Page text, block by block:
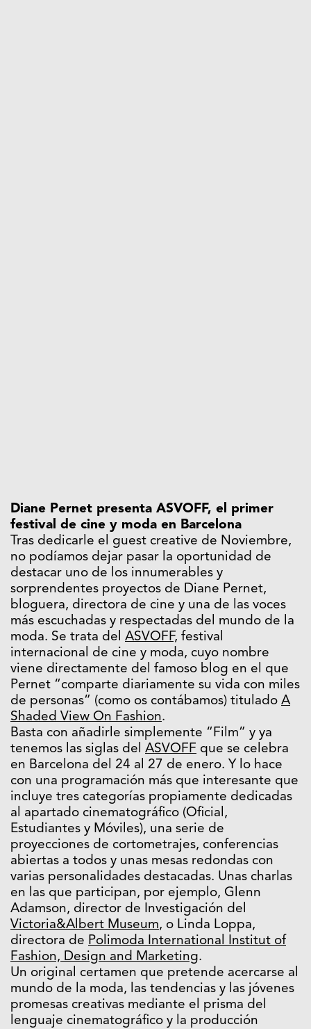
Diane Pernet presenta ASVOFF, el primer
festival de cine y moda en Barcelona
Tras dedicarle el guest creative de Noviembre,
no podíamos dejar pasar la oportunidad de
destacar uno de los innumerables y
sorprendentes proyectos de Diane Pernet,
bloguera, directora de cine y una de las voces
más escuchadas y respectadas del mundo de la
moda. Se trata del ASVOFF, festival
internacional de cine y moda, cuyo nombre
viene directamente del famoso blog en el que
Pernet “comparte diariamente su vida con miles
de personas” (como os contábamos) titulado A
Shaded View On Fashion.
Basta con añadirle simplemente “Film” y ya
tenemos las siglas del ASVOFF que se celebra
en Barcelona del 24 al 27 de enero. Y lo hace
con una programación más que interesante que
incluye tres categorías propiamente dedicadas
al apartado cinematográfico (Oficial,
Estudiantes y Móviles), una serie de
proyecciones de cortometrajes, conferencias
abiertas a todos y unas mesas redondas con
varias personalidades destacadas. Unas charlas
en las que participan, por ejemplo, Glenn
Adamson, director de Investigación del
Victoria&Albert Museum, o Linda Loppa,
directora de Polimoda International Institut of
Fashion, Design and Marketing.
Un original certamen que pretende acercarse al
mundo de la moda, las tendencias y las jóvenes
promesas creativas mediante el prisma del
lenguaje cinematográfico y la producción